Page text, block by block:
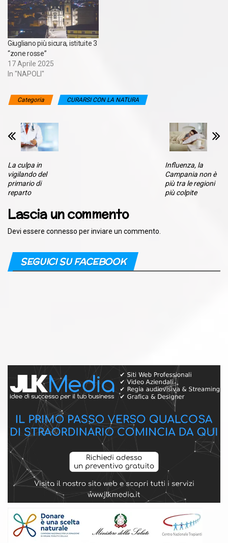
Giugliano più sicura, istituite 3
“zone rosse”
17 Aprile 2025
In "NAPOLI"
Categoria CURARSI CON LA NATURA
La culpa in
vigilando del
primario di
reparto
Influenza, la
Campania non è
più tra le regioni
più colpite
Lascia un commento
Devi essere connesso per inviare un commento.
SEGUICI SU FACEBOOK